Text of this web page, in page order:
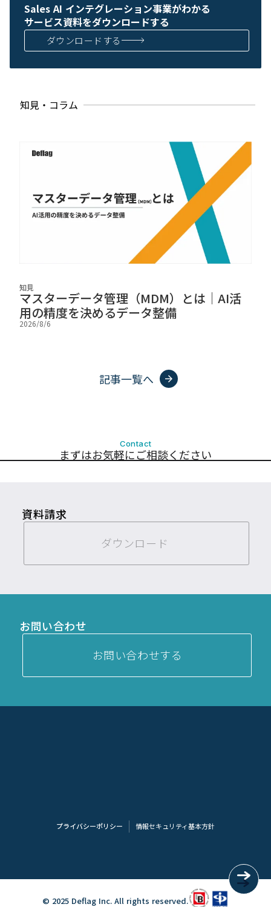
Sales AI インテグレーション事業がわかる
サービス資料をダウンロードする
ダウンロードする
知見・コラム
知見
マスターデータ管理（MDM）とは｜AI活
用の精度を決めるデータ整備
2026/8/6
記事一覧へ arrow_forward
Contact
まずはお気軽にご相談ください
資料請求
ダウンロード
お問い合わせ
お問い合わせする
プライバシーポリシー 情報セキュリティ基本方針
© 2025 Deflag Inc. All rights reserved.